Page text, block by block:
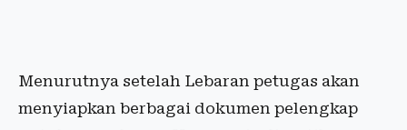
Menurutnya setelah Lebaran petugas akan
menyiapkan berbagai dokumen pelengkap